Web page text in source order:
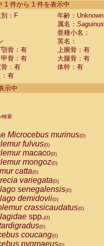
labiatus(0)
leucopus (0)
mystax
nigricollis (1)
oedipus
weddelli
spp.
trivirgatus
albifrons
nigrivittatus
boliviensis(0)
sciureus(0)
caraya(0)
fusca(0)
seniculus
spp.(0)
belzebuth(0)
geoffroyi(0)
paniscus(0)
spp.(0)
lagothricha
lagothricha cana
calvus rubicundus
1 件から 1 件を表示中
：F
年齢：Unknown
属名： Saguinus
亜種小名：
英名：
骨：有 上腕骨：有
甲骨：有 大腿骨：有
：有
体幹：有
：有
示中
検索
Microcebus murinus(0)
fulvus(0)
macaco(0)
mongoz(0)
catta(0)
variegata(0)
senegalensis(0)
demidovii(0)
crassicaudatus(0)
spp.(0)
(0)
coucang(0)
pygmaeus(0)